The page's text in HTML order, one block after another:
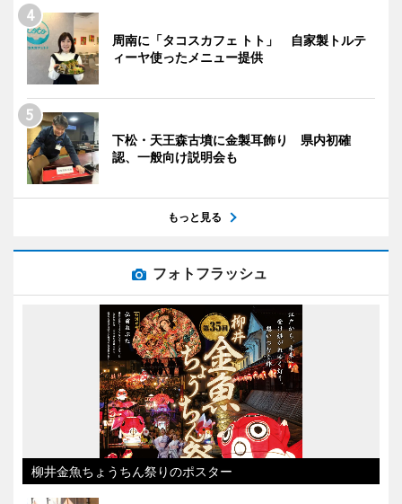
周南に「タコスカフェ トト」 自家製トルテ
ィーヤ使ったメニュー提供
下松・天王森古墳に金製耳飾り 県内初確
認、一般向け説明会も
もっと見る
フォトフラッシュ
柳井金魚ちょうちん祭りのポスター